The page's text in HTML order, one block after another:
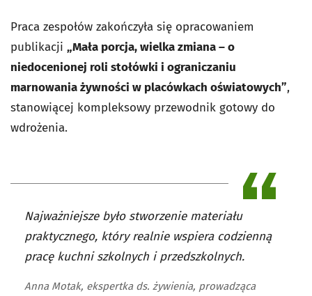
Praca zespołów zakończyła się opracowaniem
publikacji „Mała porcja, wielka zmiana– o
niedocenionej roli stołówki i ograniczaniu
marnowania żywności w placówkach oświatowych”,
stanowiącej kompleksowy przewodnik gotowy do
wdrożenia.
Najważniejsze było stworzenie materiału
praktycznego, który realnie wspiera codzienną
pracę kuchni szkolnych i przedszkolnych.
Anna Motak, ekspertka ds. żywienia, prowadząca